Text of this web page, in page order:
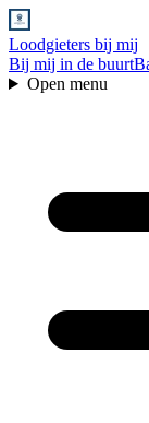
Loodgieters bij mij
Bij mij in de buurt
Open menu